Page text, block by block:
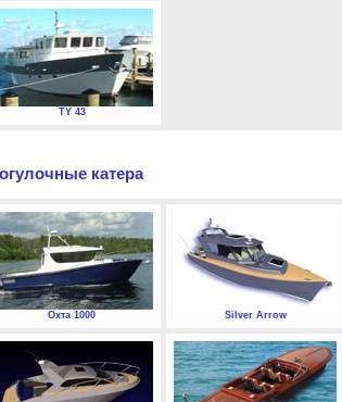
TY 43
катера
Охта 1000 Silver Arrow